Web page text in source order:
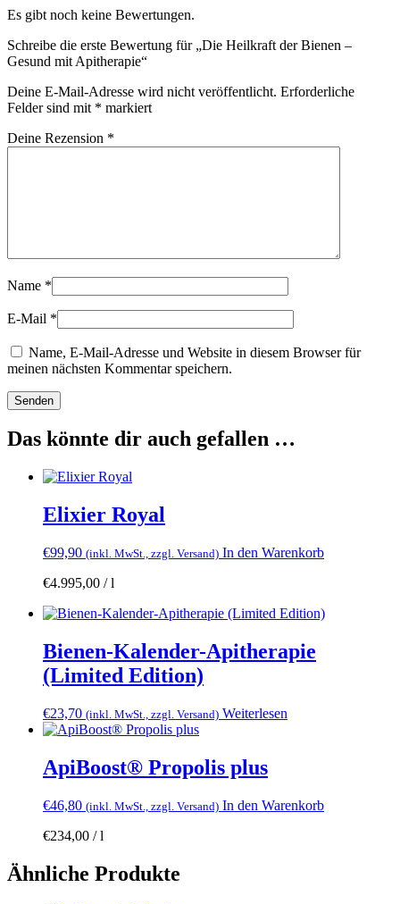
Es gibt noch keine Bewertungen.
Schreibe die erste Bewertung für „Die Heilkraft der Bienen –
Gesund mit Apitherapie“
Deine E-Mail-Adresse wird nicht veröffentlicht. Erforderliche
Felder sind mit * markiert
Deine Rezension *
Name *
E-Mail *
Name, E-Mail-Adresse und Website in diesem Browser für
meinen nächsten Kommentar speichern.
Das könnte dir auch gefallen …
Elixier Royal
€99,90 (inkl. MwSt., zzgl. Versand) In den Warenkorb
€4.995,00 /l
Bienen-Kalender-Apitherapie
(Limited Edition)
€23,70 (inkl. MwSt., zzgl. Versand) Weiterlesen
ApiBoost® Propolis plus
€46,80 (inkl. MwSt., zzgl. Versand) In den Warenkorb
€234,00 /l
Ähnliche Produkte